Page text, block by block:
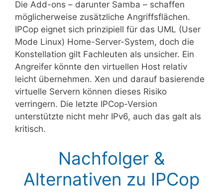
Die Add-ons – darunter Samba – schaffen
möglicherweise zusätzliche Angriffsflächen.
IPCop eignet sich prinzipiell für das UML (User
Mode Linux) Home-Server-System, doch die
Konstellation gilt Fachleuten als unsicher. Ein
Angreifer könnte den virtuellen Host relativ
leicht übernehmen. Xen und darauf basierende
virtuelle Servern können dieses Risiko
verringern. Die letzte IPCop-Version
unterstützte nicht mehr IPv6, auch das galt als
kritisch.
Nachfolger &
Alternativen zu IPCop